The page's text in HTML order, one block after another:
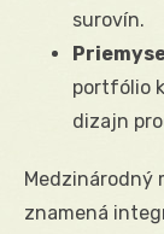
surovín.
portfólio
dizajn
Medzinárodný
znamená